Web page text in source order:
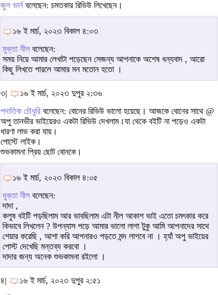
জুল ভার্ন বলেছেন: চমতকার রিভিউ লিখেছেন।
১৬ ই মার্চ, ২০২৩ বিকাল ৪:০৩
মুক্তা নীল বলেছেন:
সময় নিয়ে আমার লেখাটা পড়েছেন সেজন্য আপনাকে অশেষ ধন্যবাদ , আরো
কিছু লিখতে পারলে আমার মন মতোন হতো ।
৩|
১৬ ই মার্চ, ২০২৩ দুপুর ২:৩৬
পদাতিক চৌধুরি বলেছেন: বোনের রিভিউ ভালো হয়েছে। আজকে বোনের সাথে @
অপু তানভীর ভাইয়েরও একটা রিভিউ দেখলাম।যা থেকে বইটি না পড়েও একটা
ধারণা লাভ করা যায়।
পোস্টে লাইক।
শুভকামনা প্রিয় ছোট বোনকে।
১৬ ই মার্চ, ২০২৩ বিকাল ৪:০৫
মুক্তা নীল বলেছেন:
দাদা ,
কলুষ বইটি পড়ছিলাম আর ভাবছিলাম এটা নীল আকাশ ভাই এতো চমৎকার করে
কিভাবে লিখলেন ? উপন্যাস পড়ে আমার ভালো লাগা টুকু আমি আপনাদের সাথে
শেয়ার করেছি , আশা করি আপনারও পড়তে মন্দ লাগবে না । হ্যাঁ অপু ভাইয়ের
পোস্ট দেখেছি মন্তব্য করবো ।
দাদার জন্য অনেক শুভকামনা রইলো ।
৪|
১৬ ই মার্চ, ২০২৩ দুপুর ২:৫১